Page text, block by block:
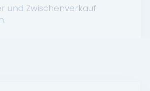
Zwischenverkauf